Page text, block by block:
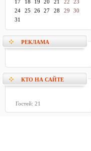
17
18 19 20 21 22
23
24
25 26 27 28 29
30
31
РЕКЛАМА
КТО НА САЙТЕ
Гостей: 21